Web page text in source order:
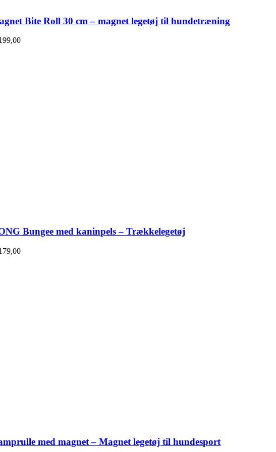
Bite Roll 30 cm – magnet legetøj til hundetræning
Bungee med kaninpels – Trækkelegetøj
med magnet – Magnet legetøj til hundesport